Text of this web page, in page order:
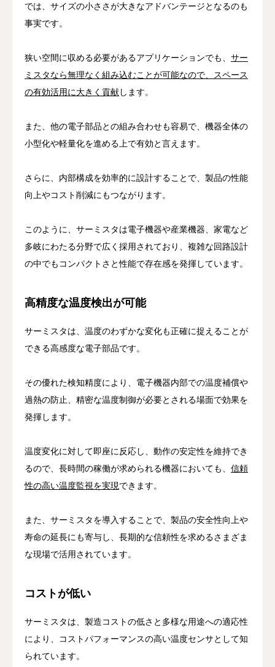
では、サイズの小ささが大きなアドバンテージとなるのも
事実です。
狭い空間に収める必要があるアプリケーションでも、 サー
ミスタなら無理なく組み込むことが可能なので、スペース
の有効活用に大きく貢献します。
また、他の電子部品との組み合わせも容易で、機器全体の
小型化や軽量化を進める上で有効と言えます。
さらに、内部構成を効率的に設計することで、製品の性能
向上やコスト削減にもつながります。
このように、サーミスタは電子機器や産業機器、家電など
多岐にわたる分野で広く採用されており、複雑な回路設計
の中でもコンパクトさと性能で存在感を発揮しています。
高精度な温度検出が可能
サーミスタは、温度のわずかな変化も正確に捉えることが
できる高感度な電子部品です。
その優れた検知精度により、電子機器内部での温度補償や
過熱の防止、精密な温度制御が必要とされる場面で効果を
発揮します。
温度変化に対して即座に反応し、動作の安定性を維持でき
るので、長時間の稼働が求められる機器においても、 信頼
性の高い温度監視を実現できます。
また、サーミスタを導入することで、製品の安全性向上や
寿命の延長にも寄与し、長期的な信頼性を求めるさまざま
な現場で活用されています。
コストが低い
サーミスタは、製造コストの低さと多様な用途への適応性
により、コストパフォーマンスの高い温度センサとして知
られています。